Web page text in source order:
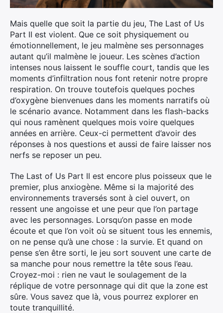
Mais quelle que soit la partie du jeu, The Last of Us
Part II est violent. Que ce soit physiquement ou
émotionnellement, le jeu malmène ses personnages
autant qu’il malmène le joueur. Les scènes d’action
intenses nous laissent le souffle court, tandis que les
moments d’infiltration nous font retenir notre propre
respiration. On trouve toutefois quelques poches
d’oxygène bienvenues dans les moments narratifs où
le scénario avance. Notamment dans les flash-backs
qui nous ramènent quelques mois voire quelques
années en arrière. Ceux-ci permettent d’avoir des
réponses à nos questions et aussi de faire laisser nos
nerfs se reposer un peu.
The Last of Us Part II est encore plus poisseux que le
premier, plus anxiogène. Même si la majorité des
environnements traversés sont à ciel ouvert, on
ressent une angoisse et une peur que l’on partage
avec les personnages. Lorsqu’on passe en mode
écoute et que l’on voit où se situent tous les ennemis,
on ne pense qu’à une chose : la survie. Et quand on
pense s’en être sorti, le jeu sort souvent une carte de
sa manche pour nous remettre la tête sous l’eau.
Croyez-moi : rien ne vaut le soulagement de la
réplique de votre personnage qui dit que la zone est
sûre. Vous savez que là, vous pourrez explorer en
toute tranquillité.